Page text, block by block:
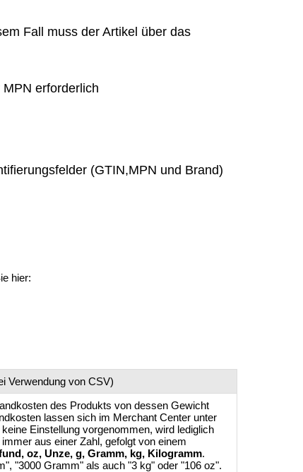
Fall muss der Artikel über das
erforderlich
(GTIN,MPN und Brand)
hier:
Verwendung von CSV)
des Produkts von dessen Gewicht
lassen sich im Merchant Center unter
Einstellung vorgenommen, wird lediglich
aus einer Zahl, gefolgt von einem
oz, Unze, g, Gramm, kg, Kilogramm.
"3000 Gramm" als auch "3 kg" oder "106 oz".